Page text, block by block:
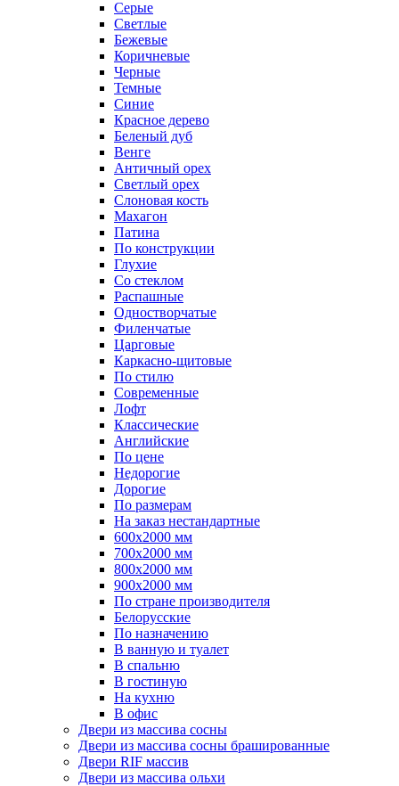
Серые
Светлые
Бежевые
Коричневые
Черные
Темные
Синие
Красное дерево
Беленый дуб
Венге
Античный орех
Светлый орех
Слоновая кость
Махагон
Патина
По конструкции
Глухие
Со стеклом
Распашные
Одностворчатые
Филенчатые
Царговые
Каркасно-щитовые
По стилю
Современные
Лофт
Классические
Английские
По цене
Недорогие
Дорогие
По размерам
На заказ нестандартные
600х2000 мм
700х2000 мм
800х2000 мм
900х2000 мм
По стране производителя
Белорусские
По назначению
В ванную и туалет
В спальню
В гостиную
На кухню
В офис
Двери из массива сосны
Двери из массива сосны брашированные
Двери RIF массив
Двери из массива ольхи